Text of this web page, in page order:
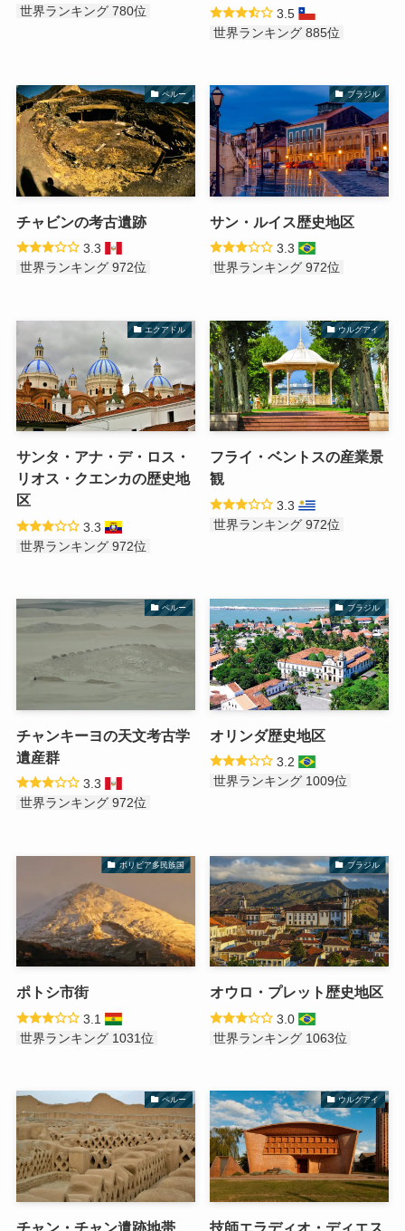
世界ランキング 780位
3.5
世界ランキング 885位
ペルー
チャビンの考古遺跡
3.3
世界ランキング 972位
ブラジル
サン・ルイス歴史地区
3.3
世界ランキング 972位
エクアドル
サンタ・アナ・デ・ロス・
リオス・クエンカの歴史地
区
3.3
世界ランキング 972位
ウルグアイ
フライ・ベントスの産業景
観
3.3
世界ランキング 972位
ペルー
チャンキーヨの天文考古学
遺産群
3.3
世界ランキング 972位
ブラジル
オリンダ歴史地区
3.2
世界ランキング 1009位
ボリビア多民族国
ポトシ市街
3.1
世界ランキング 1031位
ブラジル
オウロ・プレット歴史地区
3.0
世界ランキング 1063位
ペルー
チャン・チャン遺跡地帯
ウルグアイ
技師エラディオ・ディエス